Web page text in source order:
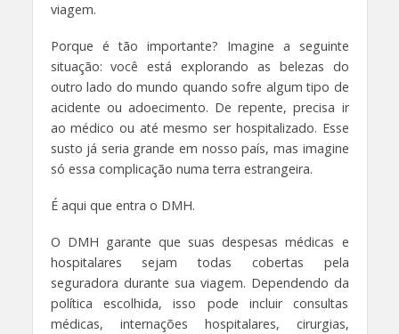
viagem.
Porque é tão importante? Imagine a seguinte
situação: você está explorando as belezas do
outro lado do mundo quando sofre algum tipo de
acidente ou adoecimento. De repente, precisa ir
ao médico ou até mesmo ser hospitalizado. Esse
susto já seria grande em nosso país, mas imagine
só essa complicação numa terra estrangeira.
É aqui que entra o DMH.
O DMH garante que suas despesas médicas e
hospitalares sejam todas cobertas pela
seguradora durante sua viagem. Dependendo da
política escolhida, isso pode incluir consultas
médicas, internações hospitalares, cirurgias,